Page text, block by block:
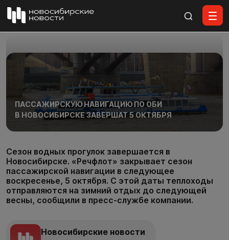
ПАССАЖИРСКУЮ НАВИГАЦИЮ ПО ОБИ
В НОВОСИБИРСКЕ ЗАВЕРШАТ 5 ОКТЯБРЯ
Сезон водных прогулок завершается в
Новосибирске. «Речфлот» закрывает сезон
пассажирской навигации в следующее
воскресенье, 5 октября. С этой даты теплоходы
отправляются на зимний отдых до следующей
весны, сообщили в пресс-службе компании.
Новосибирские новости